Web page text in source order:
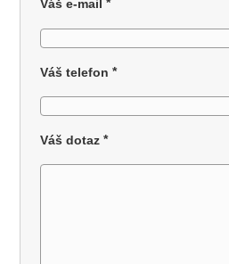
Váš e-mail
Váš telefon *
Váš dotaz *